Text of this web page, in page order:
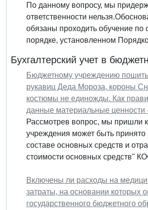
По данному вопросу, мы
ответственности
обязаны проходить обучение по
порядке, установленном
Бухгалтерский учет в
Бюджетному учреждению
рукавиц Деда Мороза, короны
костюмы не единожды. Как
данные материальные ценности
Рассмотрев вопрос, мы пришли
учреждения может быть
составе основных средств и
стоимости основных средств"
Включены ли расходы на
затраты, на основании которых
государственного бюджетного